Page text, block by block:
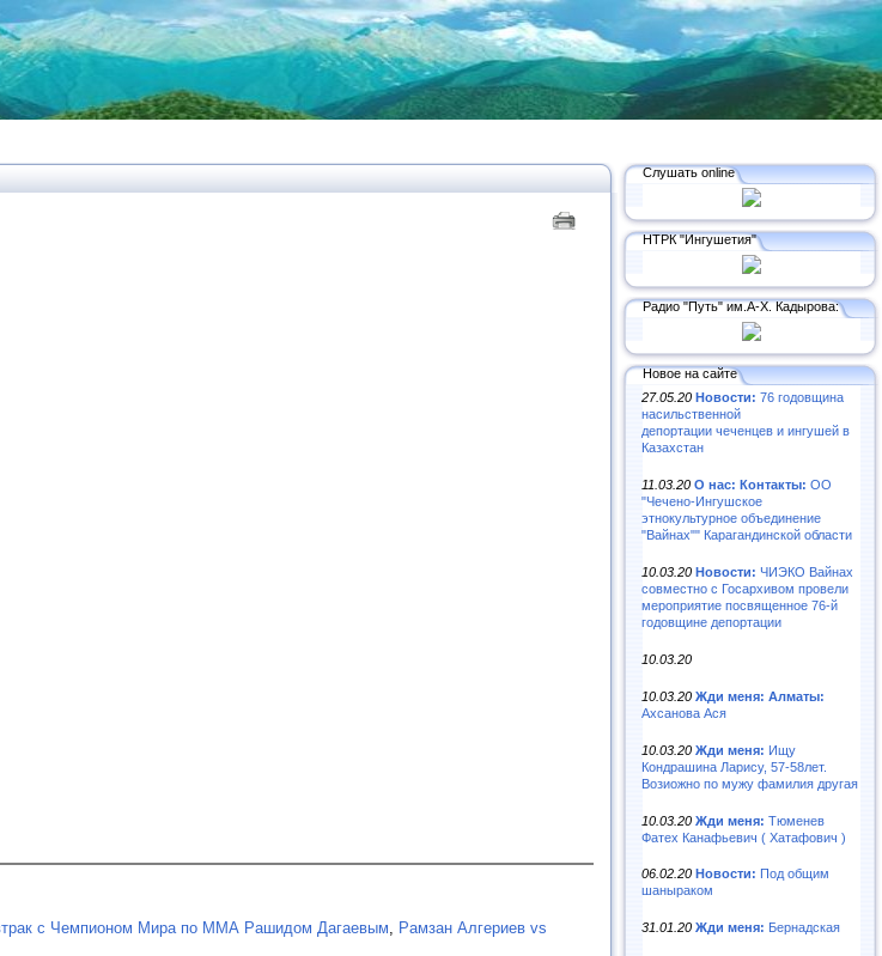
с Чемпионом Мира по ММА Рашидом Дагаевым
Рамзан Алгериев vs
Слушать online
НТРК "Ингушетия"
Радио "Путь" им.А-Х. Кадырова:
Новое на сайте
27.05.20 Новости: 76 годовщина
насильственной
депортации чеченцев и ингушей в
Казахстан
11.03.20 О нас: Контакты: ОО
"Чечено-Ингушское
этнокультурное объединение
"Вайнах"" Карагандинской области
10.03.20 Новости: ЧИЭКО Вайнах
совместно с Госархивом провели
мероприятие посвященное 76-й
годовщине депортации
10.03.20
10.03.20 Жди меня: Алматы:
Ахсанова Ася
10.03.20 Жди меня: Ищу
Кондрашина Ларису, 57-58лет.
Возиожно по мужу фамилия другая
10.03.20 Жди меня: Тюменев
Фатех Канафьевич ( Хатафович )
06.02.20 Новости: Под общим
шаныраком
31.01.20 Жди меня: Бернадская